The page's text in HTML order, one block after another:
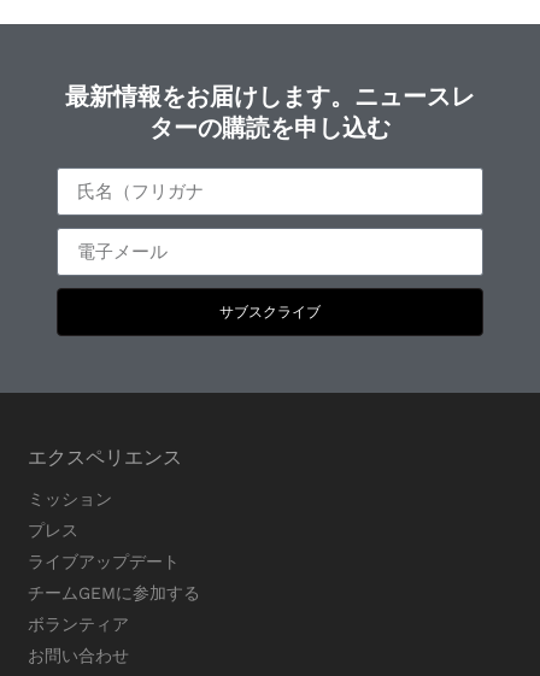
最新情報をお届けします。ニュースレ
ターの購読を申し込む
サブスクライブ
エクスペリエンス
ミッション
プレス
ライブアップデート
チームGEMに参加する
ボランティア
お問い合わせ